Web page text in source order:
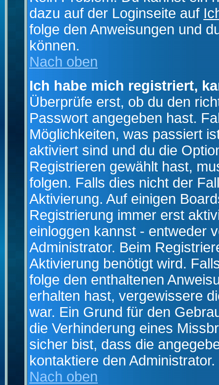
dazu auf der Loginseite auf
folge den Anweisungen und
können.
Nach oben
Ich habe mich registriert,
Überprüfe erst, ob du den
Passwort angegeben hast.
Möglichkeiten, was passiert
aktiviert sind und du die
Registrieren gewählt hast,
folgen. Falls dies nicht der
Aktivierung. Auf einigen
Registrierung immer erst
einloggen kannst - entweder
Administrator. Beim
Aktivierung benötigt wird.
folge den enthaltenen
erhalten hast, vergewissere
war. Ein Grund für den
die Verhinderung eines
sicher bist, dass die
kontaktiere den Administrator.
Nach oben